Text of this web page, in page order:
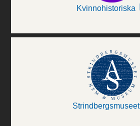
Kvinnohistoriska
Strindbergsmuseet